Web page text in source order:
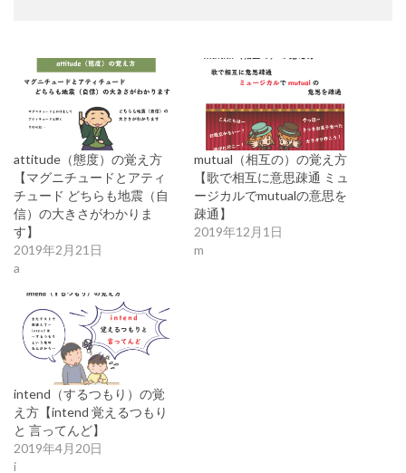
attitude（態度）の覚え方
【マグニチュードとアティ
チュード どちらも地震（自
信）の大きさがわかりま
す】
2019年2月21日
a
mutual（相互の）の覚え方
【歌で相互に意思疎通 ミュ
ージカルでmutualの意思を
疎通】
2019年12月1日
m
intend（するつもり）の覚
え方【intend 覚えるつもり
と 言ってんど】
2019年4月20日
i